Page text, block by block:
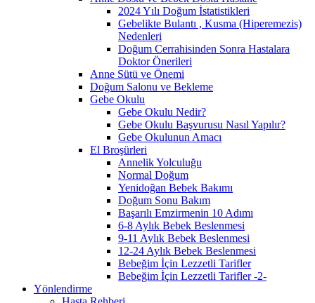
2024 Yılı Doğum İstatistikleri
Gebelikte Bulantı , Kusma (Hiperemezis)
Nedenleri
Doğum Cerrahisinden Sonra Hastalara
Doktor Önerileri
Anne Sütü ve Önemi
Doğum Salonu ve Bekleme
Gebe Okulu
Gebe Okulu Nedir?
Gebe Okulu Başvurusu Nasıl Yapılır?
Gebe Okulunun Amacı
El Broşürleri
Annelik Yolculuğu
Normal Doğum
Yenidoğan Bebek Bakımı
Doğum Sonu Bakım
Başarılı Emzirmenin 10 Adımı
6-8 Aylık Bebek Beslenmesi
9-11 Aylık Bebek Beslenmesi
12-24 Aylık Bebek Beslenmesi
Bebeğim İçin Lezzetli Tarifler
Bebeğim İçin Lezzetli Tarifler -2-
Yönlendirme